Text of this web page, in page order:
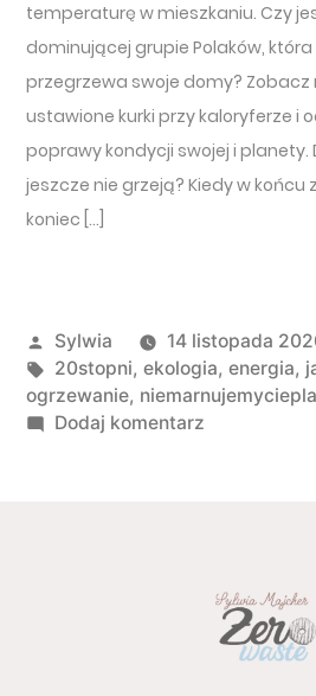
temperaturę w mieszkaniu. Czy
dominującej grupie Polaków,
przegrzewa swoje domy? Zobacz
ustawione kurki przy kaloryferze i
poprawy kondycji swojej i planety.
jeszcze nie grzeją? Kiedy w końcu
koniec […]
Opublikowany przez
Sylwia 14 listopada
Tagi:
20stopni, ekologia, energia,
ogrzewanie, niemarnujemyciepla
Dodaj komentarzdo Nie grzej